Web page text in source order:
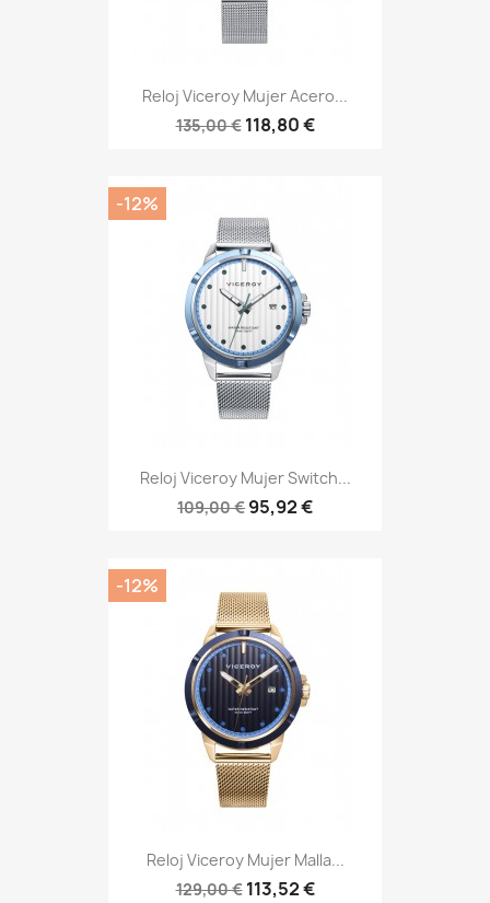
Reloj Viceroy Mujer Acero...
135,00 € 118,80 €
Reloj Viceroy Mujer Switch...
109,00 € 95,92 €
-12%
Reloj Viceroy Mujer Malla...
129,00 € 113,52 €
-12%